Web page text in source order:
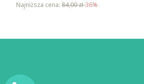
Najniższa cena: 84,00 zł-36%